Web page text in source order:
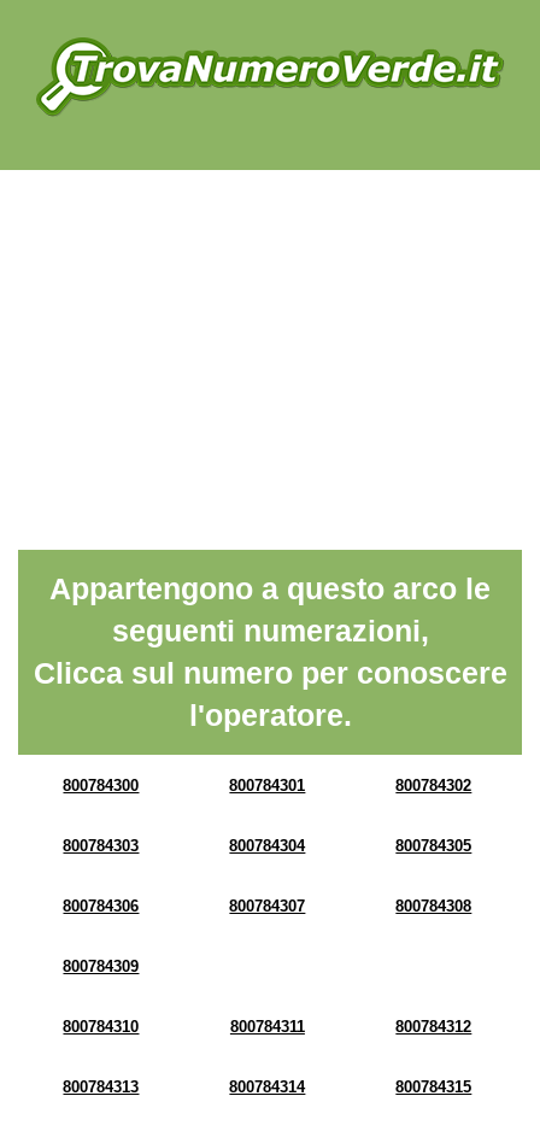
Appartengono a questo arco le
seguenti numerazioni,
Clicca sul numero per conoscere
l'operatore.
800784300 800784301 800784302
800784303 800784304 800784305
800784306 800784307 800784308
800784309
800784310 800784311 800784312
800784313 800784314 800784315